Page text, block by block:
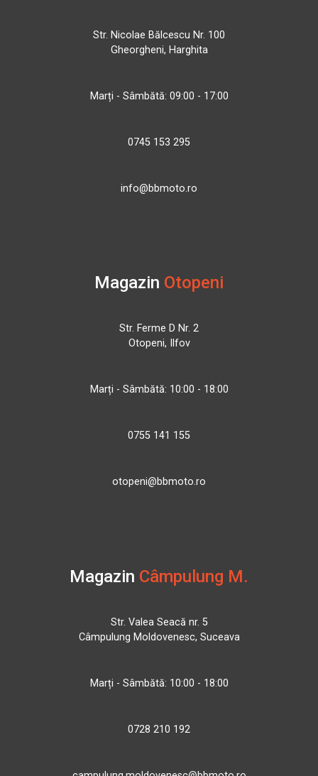
Str. Nicolae Bălcescu Nr. 100
Gheorgheni, Harghita
Marți - Sâmbătă: 09:00 - 17:00
0745 153 295
info@bbmoto.ro
Magazin Otopeni
Str. Ferme D Nr. 2
Otopeni, Ilfov
Marți - Sâmbătă: 10:00 - 18:00
0755 141 155
otopeni@bbmoto.ro
Magazin Câmpulung M.
Str. Valea Seacă nr. 5
Câmpulung Moldovenesc, Suceava
Marți - Sâmbătă: 10:00 - 18:00
0728 210 192